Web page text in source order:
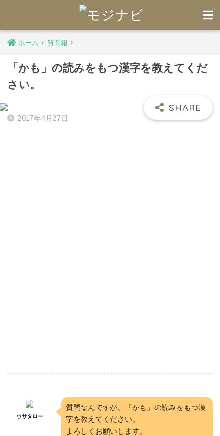
ホーム 質問箱
「かも」の読みをもつ漢字を教えてくだ
さい。
2017年4月27日
ウサタロー
質問なんですが、「かも」の読みをもつ漢
字を教えてください。
よろしくお願いします。